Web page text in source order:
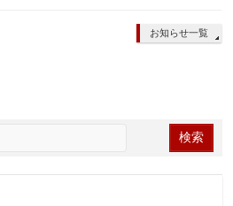
お知らせ一覧